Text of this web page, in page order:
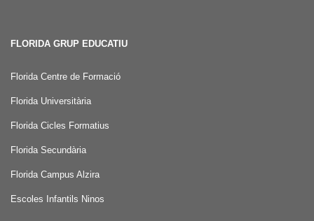
FLORIDA GRUP EDUCATIU
Florida Centre de Formació
Florida Universitària
Florida Cicles Formatius
Florida Secundària
Florida Campus Alzira
Escoles Infantils Ninos